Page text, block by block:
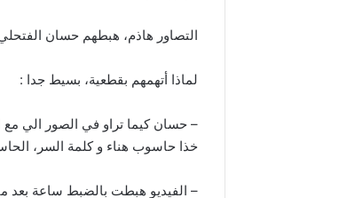
التصاور هاذم، هبطهم حسان
لماذا أتهمهم بقطعية، بسيط جدا :
– حسان كيما تراو في الصور الي
خذا حاسوب هناء و كلمة السر،
– الفيديو هبطت بالضبط ساعة